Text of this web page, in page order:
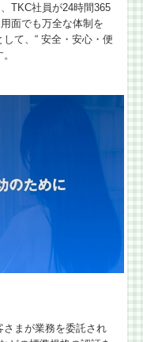
TKC社員が24時間365
面でも万全な体制を
て、“ 安全・安心・便
まが業務を委託され